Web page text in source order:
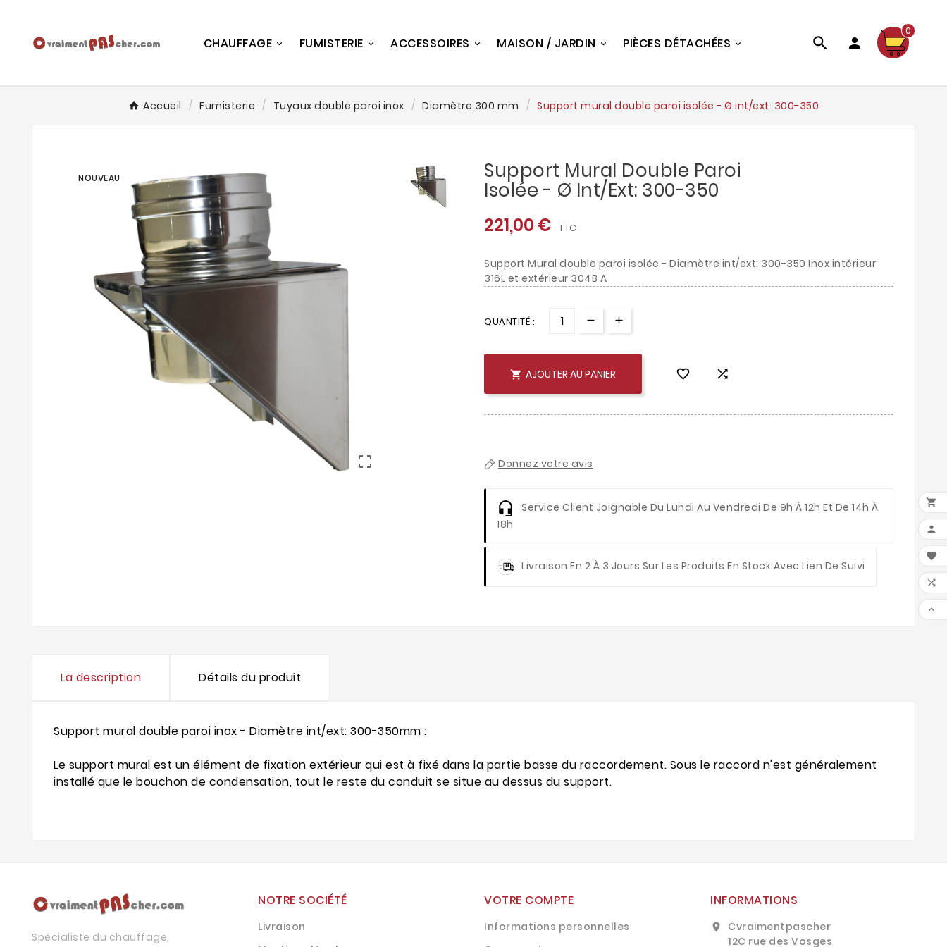
CHAUFFAGE FUMISTERIE ACCESSOIRES MAISON / JARDIN PIÈCES DÉTACHÉES  
0
Accueil Fumisterie Tuyaux double paroi inox Diamètre 300 mm Support mural double paroi isolée - Ø int/ext: 300-350
NOUVEAU

Support Mural Double Paroi
Isolée - Ø Int/ext: 300-350
221,00 € TTC
Support Mural double paroi isolée - Diamètre int/ext: 300-350 Inox intérieur
316L et extérieur 304B A
QUANTITÉ :
 AJOUTER AU PANIER  
Donnez votre avis
Service Client Joignable Du Lundi Au Vendredi De 9h À 12h Et De 14h À
18h
Livraison En 2 À 3 Jours Sur Les Produits En Stock Avec Lien De Suivi
La description Détails du produit
Support mural double paroi inox - Diamètre int/ext: 300-350mm :
Le support mural est un élément de fixation extérieur qui est à fixé dans la partie basse du raccordement. Sous le raccord n'est généralement
installé que le bouchon de condensation, tout le reste du conduit se situe au dessus du support.
Spécialiste du chauffage,
NOTRE SOCIÉTÉ
Livraison
VOTRE COMPTE
Informations personnelles
INFORMATIONS
location_on
Cvraimentpascher
12C rue des Vosges




